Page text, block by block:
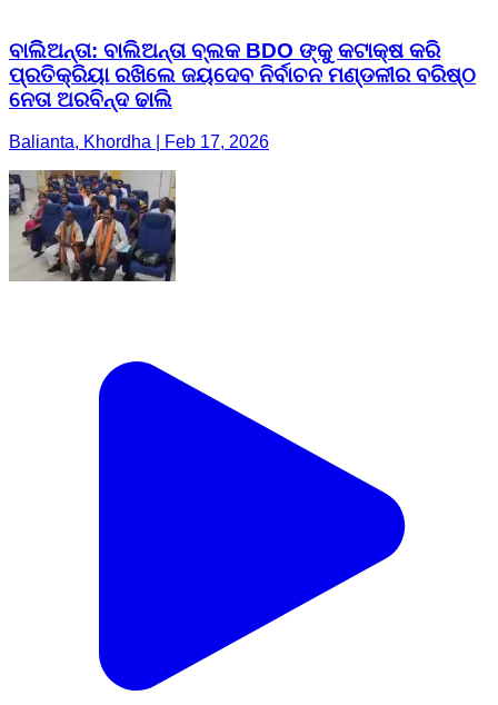
ବାଲିିଅନ୍ତା: ବାଲିଅନ୍ତା ବ୍ଲକ BDO ଙ୍କୁ କଟାକ୍ଷ କରି
ପ୍ରତିକ୍ରିୟା ରଖିଲେ ଜୟଦେବ ନିର୍ବାଚନ ମଣ୍ଡଳୀର ବରିଷ୍ଠ
ନେତା ଅରବିନ୍ଦ ଢାଲି
Balianta, Khordha | Feb 17, 2026